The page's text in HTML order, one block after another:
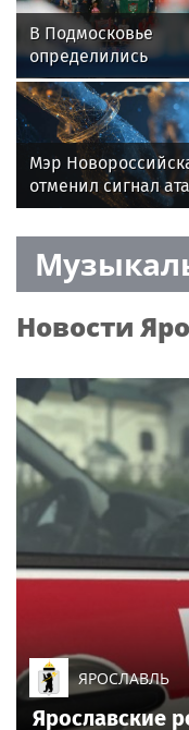
В Подмосковье
определились
полуфиналисты
Александра
Мэр
отменил сигнал
беспилотников
Новости
ЯРОСЛАВЛЬ
Ярославские